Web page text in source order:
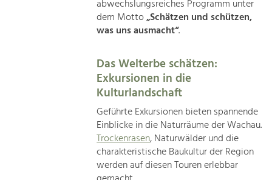
abwechslungsreiches Programm unter
dem Motto„Schätzen und schützen,
was uns ausmacht“.
Das Welterbe schätzen:
Exkursionen in die
Kulturlandschaft
Geführte Exkursionen bieten spannende
Einblicke in die Naturräume der Wachau.
Trockenrasen, Naturwälder und die
charakteristische Baukultur der Region
werden auf diesen Touren erlebbar